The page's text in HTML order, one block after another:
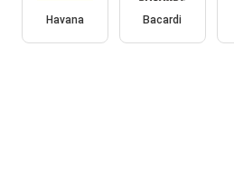
Havana Bacardi